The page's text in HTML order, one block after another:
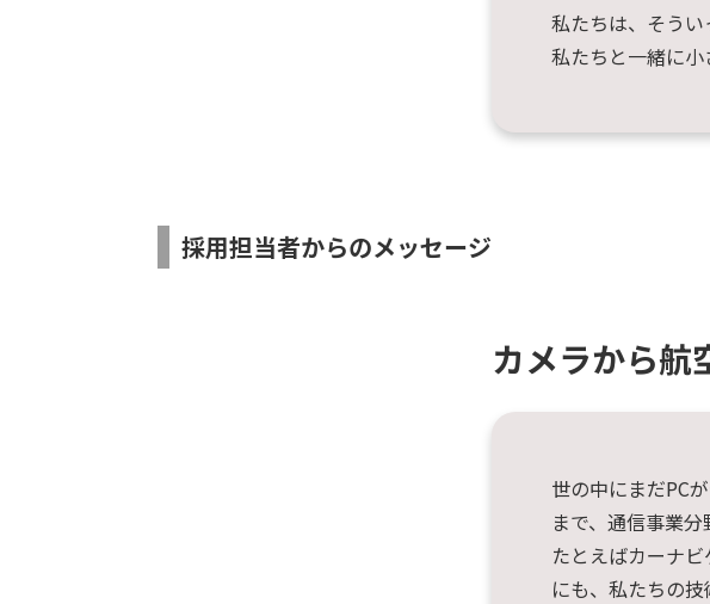
私たちは、そうい
私たちと一緒に小
採用担当者からのメッセージ
カメラから航
世の中にまだPC
まで、通信事業
たとえばカーナ
にも、私たちの